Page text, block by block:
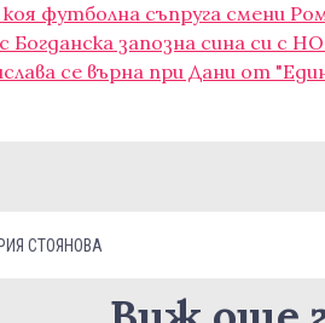
футболна съпруга смени
Богданска запозна сина си
се върна при Дани от
СТОЯНОВА